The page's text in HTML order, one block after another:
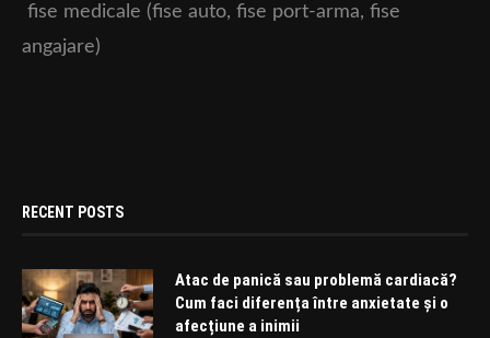
fise medicale (fise auto, fise port-arma, fise
angajare)
RECENT POSTS
Atac de panică sau problemă cardiacă?
Cum faci diferența între anxietate și o
afecțiune a inimii